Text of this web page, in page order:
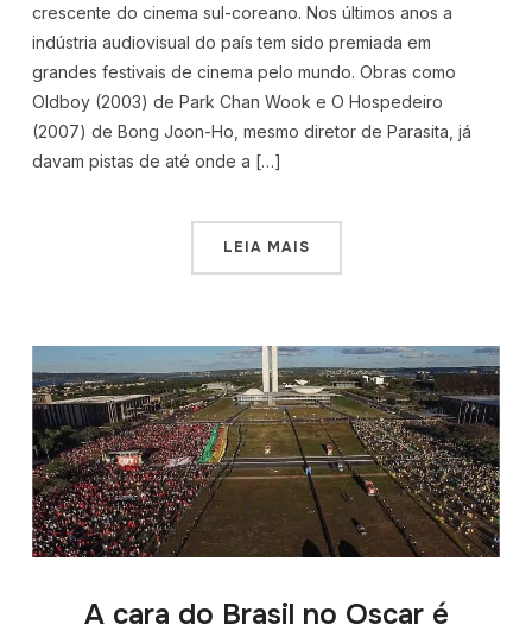
crescente do cinema sul-coreano. Nos últimos anos a
indústria audiovisual do país tem sido premiada em
grandes festivais de cinema pelo mundo. Obras como
Oldboy (2003) de Park Chan Wook e O Hospedeiro
(2007) de Bong Joon-Ho, mesmo diretor de Parasita, já
davam pistas de até onde a […]
LEIA MAIS
A cara do Brasil no Oscar é